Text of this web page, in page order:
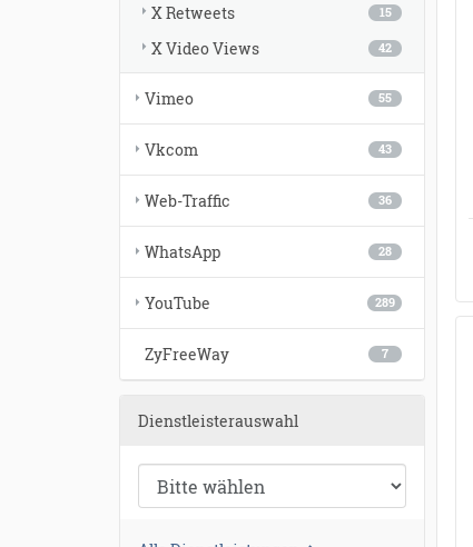
15
X Retweets
42
X Video Views
55
Vimeo
43
Vkcom
36
Web-Traffic
28
WhatsApp
289
YouTube
7
ZyFreeWay
Dienstleisterauswahl